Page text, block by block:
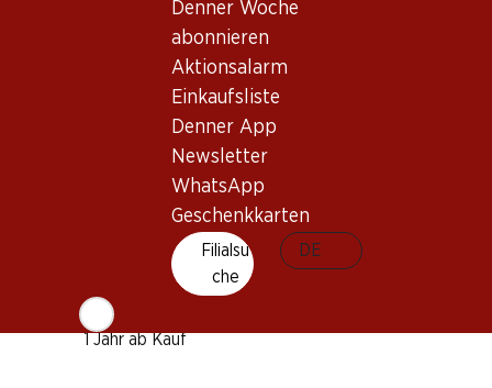
Denner Woche
abonnieren
Aktionsalarm
Einkaufsliste
Denner App
Newsletter
WhatsApp
Geschenkkarten
Filialsu
che
DE
Wissenswertes
Pinot Meunier
Chardonnay
Schaumwein
Trinkreife
1 Jahr ab Kauf